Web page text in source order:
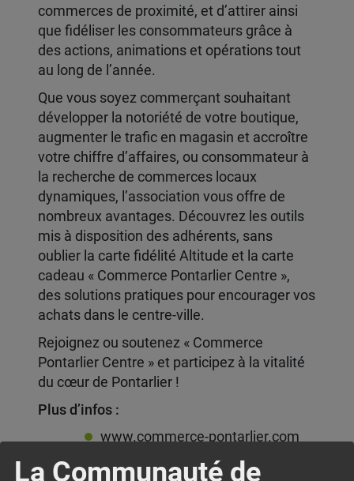
La Communauté de
commerces de proximité, et d’attirer ainsi
que fidéliser les consommateurs grâce à
des actions, animations et opérations tout
au long de l’année.
Que vous soyez commerçant souhaitant
développer la notoriété de votre boutique,
augmenter le trafic en magasin et accroître
votre chiffre d’affaires, ou consommateur à
la recherche de commerces locaux
dynamiques, l’association vous offre de
nombreux avantages. Découvrez les outils
mis à disposition des adhérents, sans
oublier la carte fidélité Altitude et la carte
cadeau « Commerce Pontarlier Centre »,
des solutions pratiques pour encourager vos
achats dans le centre-ville.
Rejoignez ou soutenez « Commerce
Pontarlier Centre » et participez à la vitalité
du cœur de Pontarlier !
Plus d’infos :
www.commerce-pontarlier.com
adoo.fr